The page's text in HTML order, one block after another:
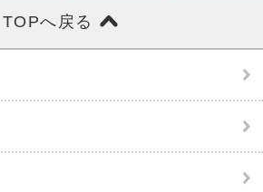
TOPへ戻る